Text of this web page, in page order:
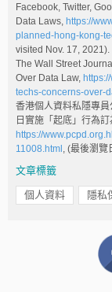
Facebook, Twitter,
Data Laws, https://
planned-hong-kong-
visited Nov. 17, 2021).
The Wall Street
Over Data Law,
techs-concerns-over-
香港個人資料私隱專
日實施「起底」行為訂
https://
11008.html , (最後瀏
文章標籤
個人資料 隱私